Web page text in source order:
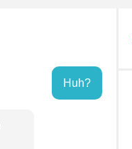
Huh?